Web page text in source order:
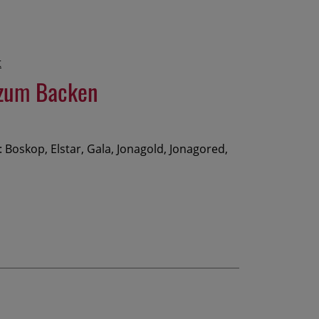
Backen
Elstar, Gala, Jonagold, Jonagored,